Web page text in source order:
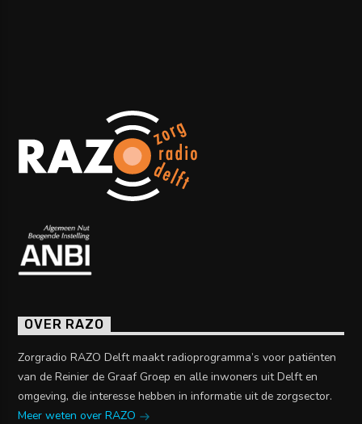
OVER RAZO
Zorgradio RAZO Delft maakt radioprogramma’s voor patiënten
van de Reinier de Graaf Groep en alle inwoners uit Delft en
omgeving, die interesse hebben in informatie uit de zorgsector.
Meer weten over RAZO